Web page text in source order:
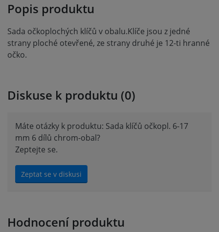
Popis produktu
Sada očkoplochých klíčů v obalu.Klíče jsou z jedné
strany ploché otevřené, ze strany druhé je 12-ti hranné
očko.
Diskuse k produktu (0)
Máte otázky k produktu: Sada klíčů očkopl. 6-17
mm 6 dílů chrom-obal?
Zeptejte se.
Zeptat se v diskusi
Hodnocení produktu